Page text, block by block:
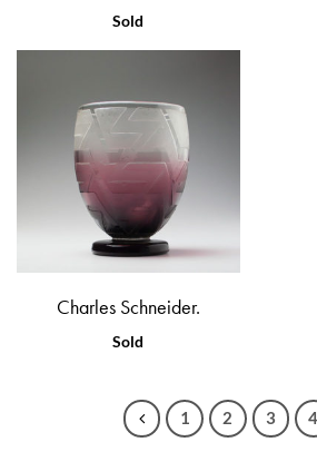
Sold
Charles Schneider.
Sold
← 1 2 3 4